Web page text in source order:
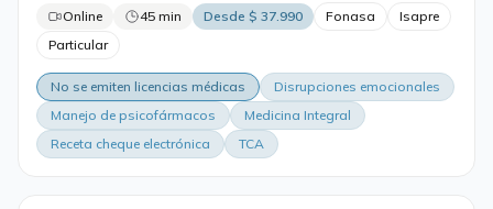
Online 45 min Desde $ 37.990 Fonasa
Isapre
Particular
No se emiten licencias médicas
Disrupciones emocionales
Manejo de psicofármacos
Medicina Integral
Receta cheque electrónica
TCA